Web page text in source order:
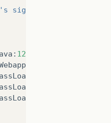
's signer information
: 124